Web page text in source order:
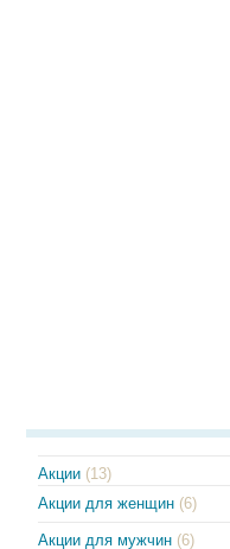
Акции (13)
Акции для женщин (6)
Акции для мужчин (6)